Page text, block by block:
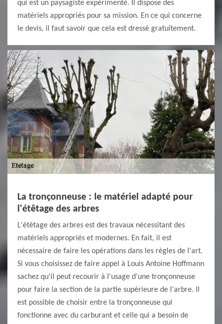
qui est un paysagiste expérimenté. Il dispose des
matériels appropriés pour sa mission. En ce qui concerne
le devis, il faut savoir que cela est dressé gratuitement.
La tronçonneuse : le matériel adapté pour
l'étêtage des arbres
L'étêtage des arbres est des travaux nécessitant des
matériels appropriés et modernes. En fait, il est
nécessaire de faire les opérations dans les règles de l'art.
Si vous choisissez de faire appel à Louis Antoine Hoffmann
sachez qu'il peut recourir à l'usage d'une tronçonneuse
pour faire la section de la partie supérieure de l'arbre. Il
est possible de choisir entre la tronçonneuse qui
fonctionne avec du carburant et celle qui a besoin de